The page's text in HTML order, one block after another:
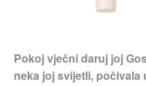
Pokoj vječni daruj joj
neka joj svijetli, počivala